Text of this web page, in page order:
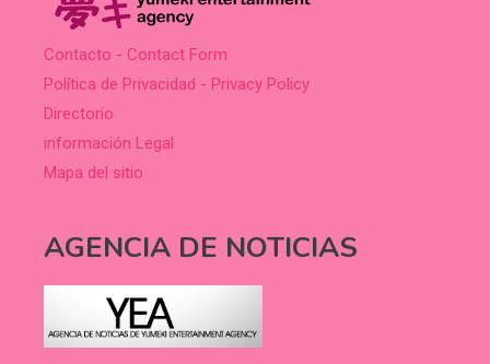
Contacto - Contact Form
Política de Privacidad - Privacy Policy
Directorio
información Legal
Mapa del sitio
AGENCIA DE NOTICIAS